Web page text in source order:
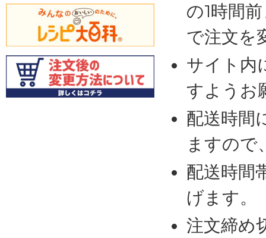
の1時間
で注文を
サイト内
すようお
配送時間
ますので
配送時間
げます。
注文締め